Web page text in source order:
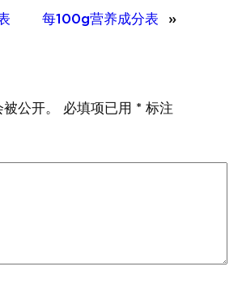
每100g营养成分表
»
公开。 必填项已用 * 标注